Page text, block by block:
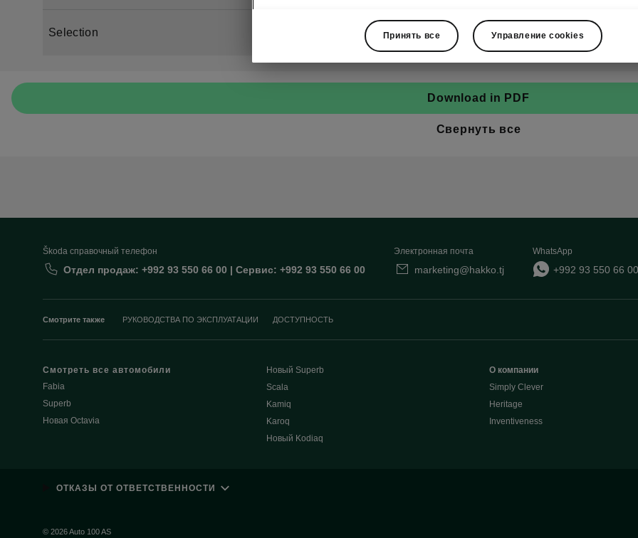
Selection
Download in PDF
Свернуть все
Škoda cправочный телефон
Отдел продаж: +992 93 550 66 00 | Сервис: +992 93 550 66 00
Электронная почта
marketing@hakko.tj
WhatsApp
+992 93 550 66 00
Смотрите также РУКОВОДСТВА ПО ЭКСПЛУАТАЦИИ ДОСТУПНОСТЬ
Смотреть все автомобили
Fabia
Superb
Новая Octavia
Новый Superb
Scala
Kamiq
Karoq
Новый Kodiaq
О компании
Simply Clever
Heritage
Inventiveness
ОТКАЗЫ ОТ ОТВЕТСТВЕННОСТИ
© 2026 Auto 100 AS
Принять все Управление cookies